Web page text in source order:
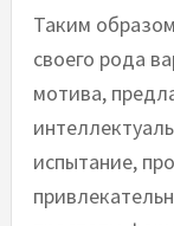
Таким
своего рода
мотива,
испытание,